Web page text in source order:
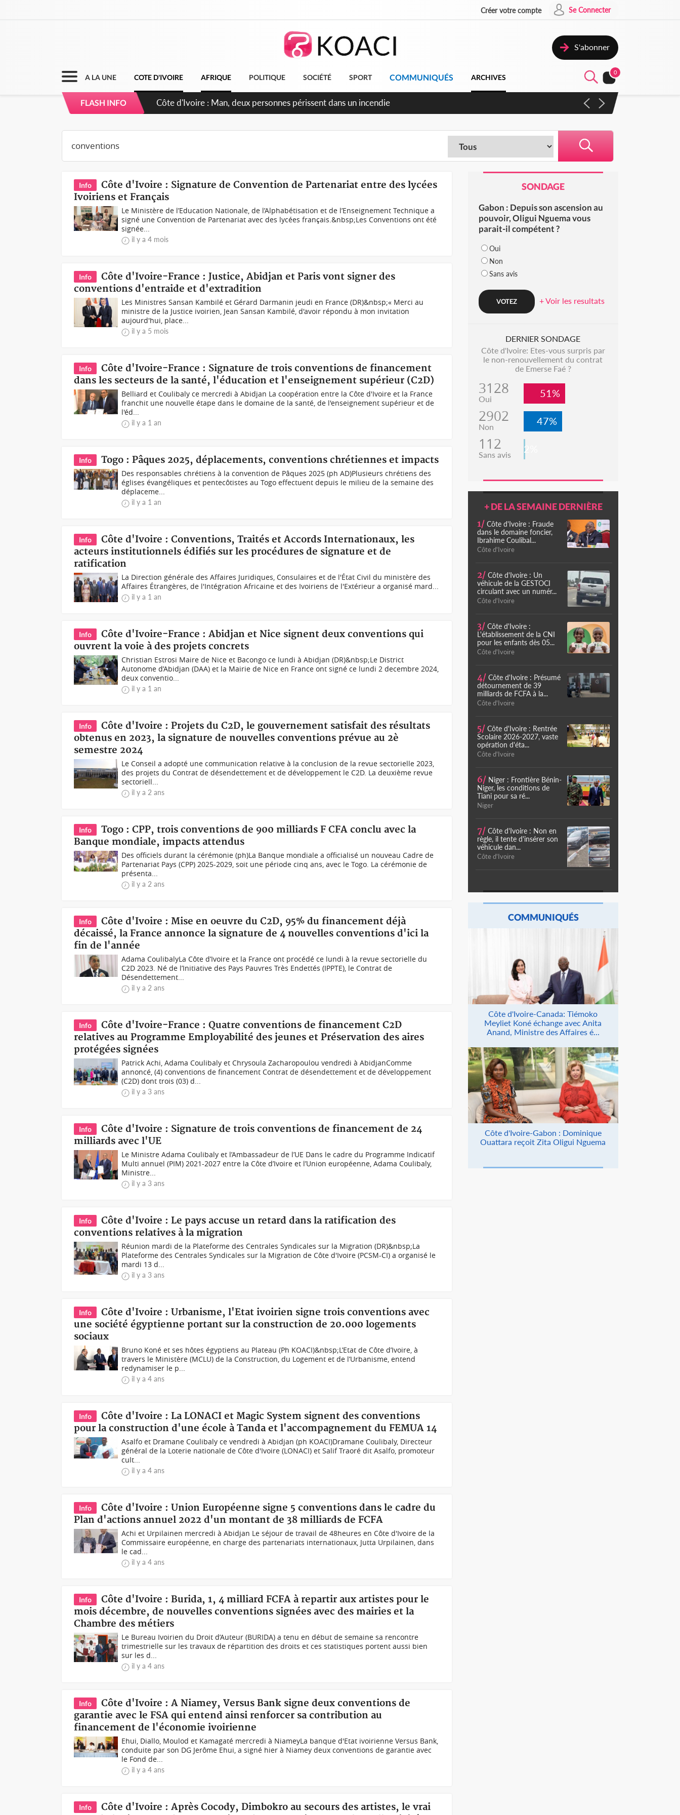
Créer votre compte Se Connecter
S'abonner
A LA UNE COTE D'IVOIRE AFRIQUE POLITIQUE SOCIÉTÉ SPORT COMMUNIQUÉS ARCHIVES
0
FLASH INFO
Côte d'Ivoire : Séileu, la célébration de la fête nationale transformée en vaste campagne contre les produits
Info
Côte d'Ivoire : Signature de Convention de Partenariat entre des lycées
Ivoiriens et Français
Le Ministère de l’Education Nationale, de l’Alphabétisation et de l’Enseignement Technique a
signé une Convention de Partenariat avec des lycées français.&nbsp;Les Conventions ont été
signée...
il y a 4 mois
Info
Côte d'Ivoire-France : Justice, Abidjan et Paris vont signer des
conventions d'entraide et d'extradition
Les Ministres Sansan Kambilé et Gérard Darmanin jeudi en France (DR)&nbsp;« Merci au
ministre de la Justice ivoirien, Jean Sansan Kambilé, d'avoir répondu à mon invitation
aujourd'hui, place...
il y a 5 mois
Info
Côte d'Ivoire-France : Signature de trois conventions de financement
dans les secteurs de la santé, l'éducation et l'enseignement supérieur (C2D)
Belliard et Coulibaly ce mercredi à Abidjan La coopération entre la Côte d'Ivoire et la France
franchit une nouvelle étape dans le domaine de la santé, de l'enseignement supérieur et de
l'éd...
il y a 1 an
Info Togo : Pâques 2025, déplacements, conventions chrétiennes et impacts
Des responsables chrétiens à la convention de Pâques 2025 (ph AD)Plusieurs chrétiens des
églises évangéliques et pentecôtistes au Togo effectuent depuis le milieu de la semaine des
déplaceme...
il y a 1 an
Info
Côte d'Ivoire : Conventions, Traités et Accords Internationaux, les
acteurs institutionnels édifiés sur les procédures de signature et de
ratification
La Direction générale des Affaires Juridiques, Consulaires et de l'État Civil du ministère des
Affaires Étrangères, de l'Intégration Africaine et des Ivoiriens de l'Extérieur a organisé mard...
il y a 1 an
Info
Côte d'Ivoire-France : Abidjan et Nice signent deux conventions qui
ouvrent la voie à des projets concrets
Christian Estrosi Maire de Nice et Bacongo ce lundi à Abidjan (DR)&nbsp;Le District
Autonome d’Abidjan (DAA) et la Mairie de Nice en France ont signé ce lundi 2 decembre 2024,
deux conventio...
il y a 1 an
Info
Côte d'Ivoire : Projets du C2D, le gouvernement satisfait des résultats
obtenus en 2023, la signature de nouvelles conventions prévue au 2è
semestre 2024
Le Conseil a adopté une communication relative à la conclusion de la revue sectorielle 2023,
des projets du Contrat de désendettement et de développement le C2D. La deuxième revue
sectoriell...
il y a 2 ans
Info
Togo : CPP, trois conventions de 900 milliards F CFA conclu avec la
Banque mondiale, impacts attendus
Des officiels durant la cérémonie (ph)La Banque mondiale a officialisé un nouveau Cadre de
Partenariat Pays (CPP) 2025-2029, soit une période cinq ans, avec le Togo. La cérémonie de
présenta...
il y a 2 ans
Info
Côte d'Ivoire : Mise en oeuvre du C2D, 95% du financement déjà
décaissé, la France annonce la signature de 4 nouvelles conventions d'ici la
fin de l'année
Adama CoulibalyLa Côte d’Ivoire et la France ont procédé ce lundi à la revue sectorielle du
C2D 2023. Né de l’Initiative des Pays Pauvres Très Endettés (IPPTE), le Contrat de
Désendettement...
il y a 2 ans
Info
Côte d'Ivoire-France : Quatre conventions de financement C2D
relatives au Programme Employabilité des jeunes et Préservation des aires
protégées signées
Patrick Achi, Adama Coulibaly et Chrysoula Zacharopoulou vendredi à AbidjanComme
annoncé, (4) conventions de financement Contrat de désendettement et de développement
(C2D) dont trois (03) d...
il y a 3 ans
Info
Côte d'Ivoire : Signature de trois conventions de financement de 24
milliards avec l'UE
Le Ministre Adama Coulibaly et l’Ambassadeur de l’UE Dans le cadre du Programme Indicatif
Multi annuel (PIM) 2021-2027 entre la Côte d’Ivoire et l’Union européenne, Adama Coulibaly,
Ministre...
il y a 3 ans
Info
Côte d'Ivoire : Le pays accuse un retard dans la ratification des
conventions relatives à la migration
Réunion mardi de la Plateforme des Centrales Syndicales sur la Migration (DR)&nbsp;La
Plateforme des Centrales Syndicales sur la Migration de Côte d'Ivoire (PCSM-CI) a organisé le
mardi 13 d...
il y a 3 ans
Info
Côte d'Ivoire : Urbanisme, l'Etat ivoirien signe trois conventions avec
une société égyptienne portant sur la construction de 20.000 logements
sociaux
Bruno Koné et ses hôtes égyptiens au Plateau (Ph KOACI)&nbsp;L’Etat de Côte d’Ivoire, à
travers le Ministère (MCLU) de la Construction, du Logement et de l’Urbanisme, entend
redynamiser le p...
il y a 4 ans
Info
Côte d'Ivoire : La LONACI et Magic System signent des conventions
pour la construction d'une école à Tanda et l'accompagnement du FEMUA 14
Asalfo et Dramane Coulibaly ce vendredi à Abidjan (ph KOACI) Dramane Coulibaly, Directeur
général de la Loterie nationale de Côte d'Ivoire (LONACI) et Salif Traoré dit Asalfo, promoteur
cult...
il y a 4 ans
Info
Côte d'Ivoire : Union Européenne signe 5 conventions dans le cadre du
Plan d'actions annuel 2022 d'un montant de 38 milliards de FCFA
Achi et Urpilainen mercredi à Abidjan Le séjour de travail de 48heures en Côte d'Ivoire de la
Commissaire européenne, en charge des partenariats internationaux, Jutta Urpilainen, dans
le cad...
il y a 4 ans
Info
Côte d'Ivoire : Burida, 1, 4 milliard FCFA à repartir aux artistes pour le
mois décembre, de nouvelles conventions signées avec des mairies et la
Chambre des métiers
Le Bureau Ivoirien du Droit d’Auteur (BURIDA) a tenu en début de semaine sa rencontre
trimestrielle sur les travaux de répartition des droits et ces statistiques portent aussi bien
sur les d...
il y a 4 ans
Info
Côte d'Ivoire : A Niamey, Versus Bank signe deux conventions de
garantie avec le FSA qui entend ainsi renforcer sa contribution au
financement de l'économie ivoirienne
Ehui, Diallo, Moulod et Kamagaté mercredi à NiameyLa banque d'Etat ivoirienne Versus Bank,
conduite par son DG Jerôme Ehui, a signé hier à Niamey deux conventions de garantie avec
le Fond de...
il y a 4 ans
Info
Côte d'Ivoire : Après Cocody, Dimbokro au secours des artistes, le vrai
SONDAGE
Gabon : Depuis son ascension au
pouvoir, Oligui Nguema vous
parait-il compétent ?
Oui
Non
Sans avis
+ Voir les resultats
DERNIER SONDAGE
Côte d'Ivoire: Etes-vous surpris par
le non-renouvellement du contrat
de Emerse Faé ?
3128
Oui 51%
2902
Non 47%
112
Sans avis 2%
+ DE LA SEMAINE DERNIÈRE
1/ Côte d'Ivoire : Fraude
dans le domaine foncier,
Ibrahime Coulibal...
Côte d'Ivoire
2/ Côte d'Ivoire : Un
véhicule de la GESTOCI
circulant avec un numér...
Côte d'Ivoire
3/ Côte d'Ivoire :
L'établissement de la CNI
pour les enfants dès 05...
Côte d'Ivoire
4/ Côte d'Ivoire : Présumé
détournement de 39
milliards de FCFA à la...
Côte d'Ivoire
5/ Côte d'Ivoire : Rentrée
Scolaire 2026-2027, vaste
opération d'éta...
Côte d'Ivoire
6/ Niger : Frontière Bénin-
Niger, les conditions de
Tiani pour sa ré...
Niger
7/ Côte d'Ivoire : Non en
règle, il tente d'insérer son
véhicule dan...
Côte d'Ivoire
COMMUNIQUÉS
Côte d'Ivoire-Canada: Tiémoko
Meyliet Koné échange avec Anita
Anand, Ministre des Affaires é...
Côte d'Ivoire-Gabon : Dominique
Ouattara reçoit Zita Oligui Nguema